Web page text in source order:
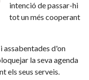
intenció de passar-hi
tot un més cooperant
assabentades d'on
la seva agenda
els seus serveis.